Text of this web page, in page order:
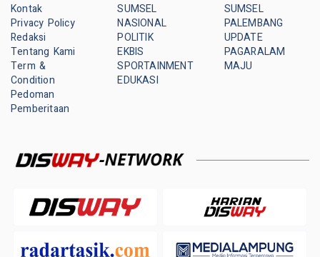
Kontak
Privacy Policy
Redaksi
Tentang Kami
Term &
Condition
Pedoman
Pemberitaan
SUMSEL
NASIONAL
POLITIK
EKBIS
SPORTAINMENT
EDUKASI
SUMSEL
PALEMBANG
UPDATE
PAGARALAM
MAJU